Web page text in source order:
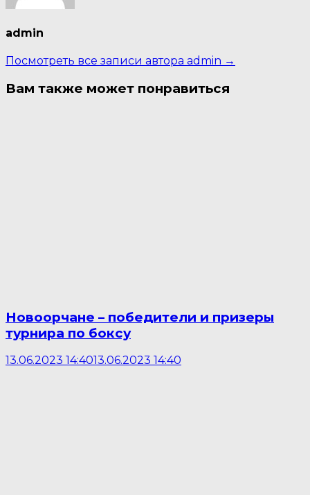
admin
Посмотреть все записи автора admin →
Вам также может понравиться
Новоорчане – победители и призеры
турнира по боксу
13.06.2023 14:4013.06.2023 14:40